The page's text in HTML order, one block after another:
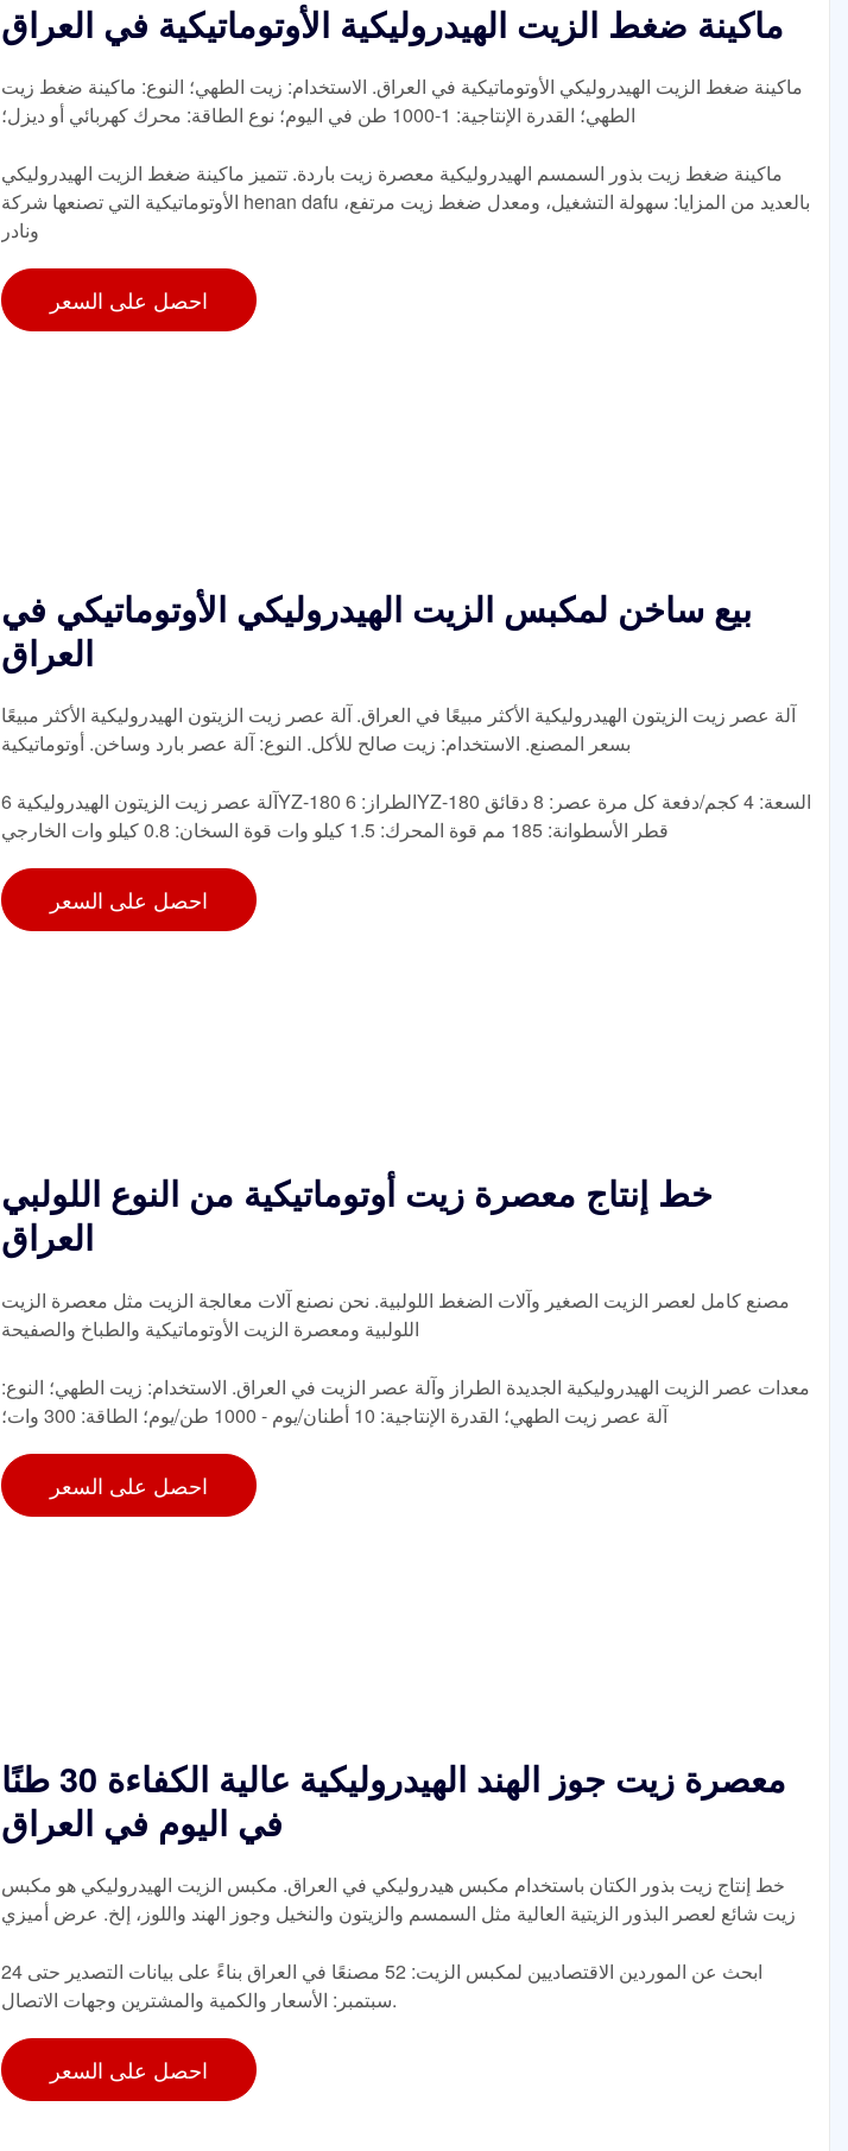
ماكينة ضغط الزيت الهيدروليكية الأوتوماتيكية في العراق
ماكينة ضغط الزيت الهيدروليكي الأوتوماتيكية في العراق. الاستخدام: زيت الطهي؛ النوع: ماكينة ضغط زيت
الطهي؛ القدرة الإنتاجية: 1-1000 طن في اليوم؛ نوع الطاقة: محرك كهربائي أو ديزل؛
ماكينة ضغط زيت بذور السمسم الهيدروليكية معصرة زيت باردة. تتميز ماكينة ضغط الزيت الهيدروليكي
الأوتوماتيكية التي تصنعها شركة henan dafu بالعديد من المزايا: سهولة التشغيل، ومعدل ضغط زيت مرتفع،
ونادر
احصل على السعر
بيع ساخن لمكبس الزيت الهيدروليكي الأوتوماتيكي في
العراق
آلة عصر زيت الزيتون الهيدروليكية الأكثر مبيعًا في العراق. آلة عصر زيت الزيتون الهيدروليكية الأكثر مبيعًا
بسعر المصنع. الاستخدام: زيت صالح للأكل. النوع: آلة عصر بارد وساخن. أوتوماتيكية
آلة عصر زيت الزيتون الهيدروليكية 6YZ-180 الطراز: 6YZ-180 السعة: 4 كجم/دفعة كل مرة عصر: 8 دقائق
قطر الأسطوانة: 185 مم قوة المحرك: 1.5 كيلو وات قوة السخان: 0.8 كيلو وات الخارجي
احصل على السعر
خط إنتاج معصرة زيت أوتوماتيكية من النوع اللولبي
العراق
مصنع كامل لعصر الزيت الصغير وآلات الضغط اللولبية. نحن نصنع آلات معالجة الزيت مثل معصرة الزيت
اللولبية ومعصرة الزيت الأوتوماتيكية والطباخ والصفيحة
معدات عصر الزيت الهيدروليكية الجديدة الطراز وآلة عصر الزيت في العراق. الاستخدام: زيت الطهي؛ النوع:
آلة عصر زيت الطهي؛ القدرة الإنتاجية: 10 أطنان/يوم - 1000 طن/يوم؛ الطاقة: 300 وات؛
احصل على السعر
معصرة زيت جوز الهند الهيدروليكية عالية الكفاءة 30 طنًا
في اليوم في العراق
خط إنتاج زيت بذور الكتان باستخدام مكبس هيدروليكي في العراق. مكبس الزيت الهيدروليكي هو مكبس
زيت شائع لعصر البذور الزيتية العالية مثل السمسم والزيتون والنخيل وجوز الهند واللوز، إلخ. عرض أميزي
ابحث عن الموردين الاقتصاديين لمكبس الزيت: 52 مصنعًا في العراق بناءً على بيانات التصدير حتى 24
سبتمبر: الأسعار والكمية والمشترين وجهات الاتصال.
احصل على السعر